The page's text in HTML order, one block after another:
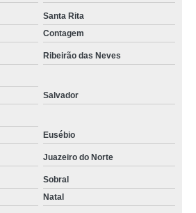
Santa Rita
Contagem
Ribeirão das Neves
Salvador
Eusébio
Juazeiro do Norte
Sobral
Natal